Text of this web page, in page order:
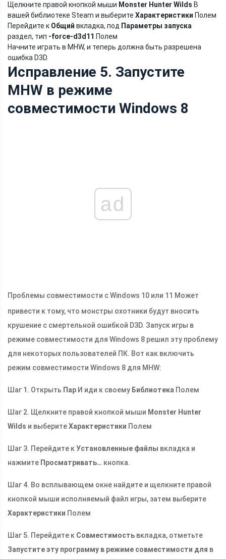
Щелкните правой кнопкой мыши Monster Hunter Wilds В
вашей библиотеке Steam и выберите Характеристики Полем
Перейдите к Общий вкладка, под Параметры запуска
раздел, тип -force-d3d11 Полем
Начните играть в MHW, и теперь должна быть разрешена
ошибка D3D.
Исправление 5. Запустите
MHW в режиме
совместимости Windows 8
ad
Проблемы совместимости с Windows 10 или 11 Может
привести к тому, что монстры охотники будут вносить
крушение с смертельной ошибкой D3D. Запуск игры в
режиме совместимости для Windows 8 решил эту проблему
для некоторых пользователей ПК. Вот как включить
режим совместимости Windows 8 для MHW:
Шаг 1. Открыть Пар И иди к своему Библиотека Полем
Шаг 2. Щелкните правой кнопкой мыши Monster Hunter
Wilds и выберитеХарактеристики Полем
Шаг 3. Перейдите к Установленные файлы вкладка и
нажмите Просматривать… кнопка.
Шаг 4. Во всплывающем окне найдите и щелкните правой
кнопкой мыши исполняемый файл игры, затем выберите
Характеристики Полем
Шаг 5. Перейдите к Совместимость вкладка, отметьте
Запустите эту программу в режиме совместимости для в